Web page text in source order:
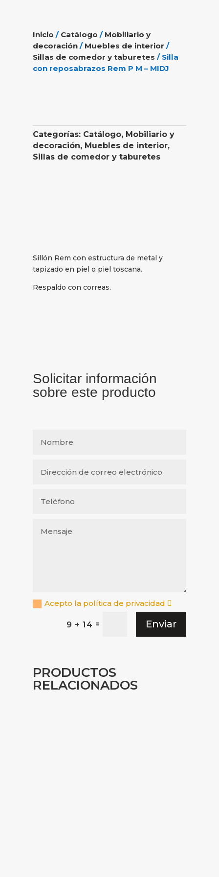
Inicio / Catálogo / Mobiliario y
decoración / Muebles de interior /
Sillas de comedor y taburetes / Silla
con reposabrazos Rem P M – MIDJ
Categorías: Catálogo, Mobiliario y
decoración, Muebles de interior,
Sillas de comedor y taburetes
Sillón Rem con estructura de metal y
tapizado en piel o piel toscana.
Respaldo con correas.
Solicitar información
sobre este producto
Acepto la política de privacidad
9 + 14 = Enviar
PRODUCTOS
RELACIONADOS